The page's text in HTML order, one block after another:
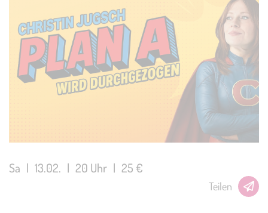
Sa | 13.02. | 20 Uhr | 25 €
Teilen